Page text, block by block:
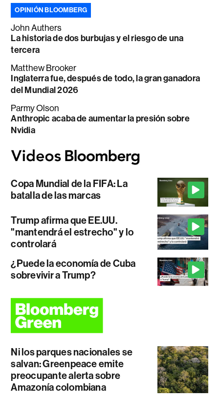
OPINIÓN BLOOMBERG
John Authers
La historia de dos burbujas y el riesgo de una
tercera
Matthew Brooker
Inglaterra fue, después de todo, la gran ganadora
del Mundial 2026
Parmy Olson
Anthropic acaba de aumentar la presión sobre
Nvidia
Copa Mundial de la FIFA: La
batalla de las marcas
Trump afirma que EE.UU.
"mantendrá el estrecho" y lo
controlará
¿Puede la economía de Cuba
sobrevivir a Trump?
Ni los parques nacionales se
salvan: Greenpeace emite
preocupante alerta sobre
Amazonía colombiana